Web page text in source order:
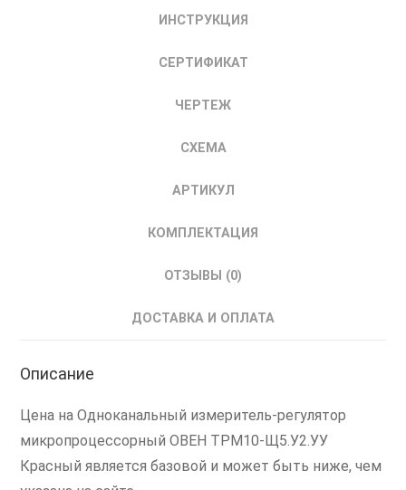
ИНСТРУКЦИЯ
СЕРТИФИКАТ
ЧЕРТЕЖ
СХЕМА
АРТИКУЛ
КОМПЛЕКТАЦИЯ
ОТЗЫВЫ (0)
ДОСТАВКА И ОПЛАТА
Описание
Цена на Одноканальный измеритель-регулятор
микропроцессорный ОВЕН ТРМ10-Щ5.У2.УУ
Красный является базовой и может быть ниже, чем